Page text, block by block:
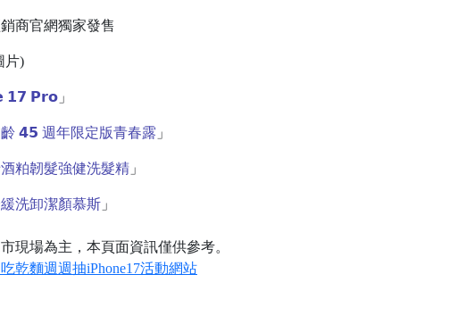
商官網獨家發售
片)
𝟭𝟳 𝗣𝗿𝗼」
𝟰𝟱 週年限定版青春露 」
粕韌髮強健洗髮精」
洗卸潔顏慕斯」
現場為主，本頁面資訊僅供參考。
乾麵週週抽iPhone17活動網站